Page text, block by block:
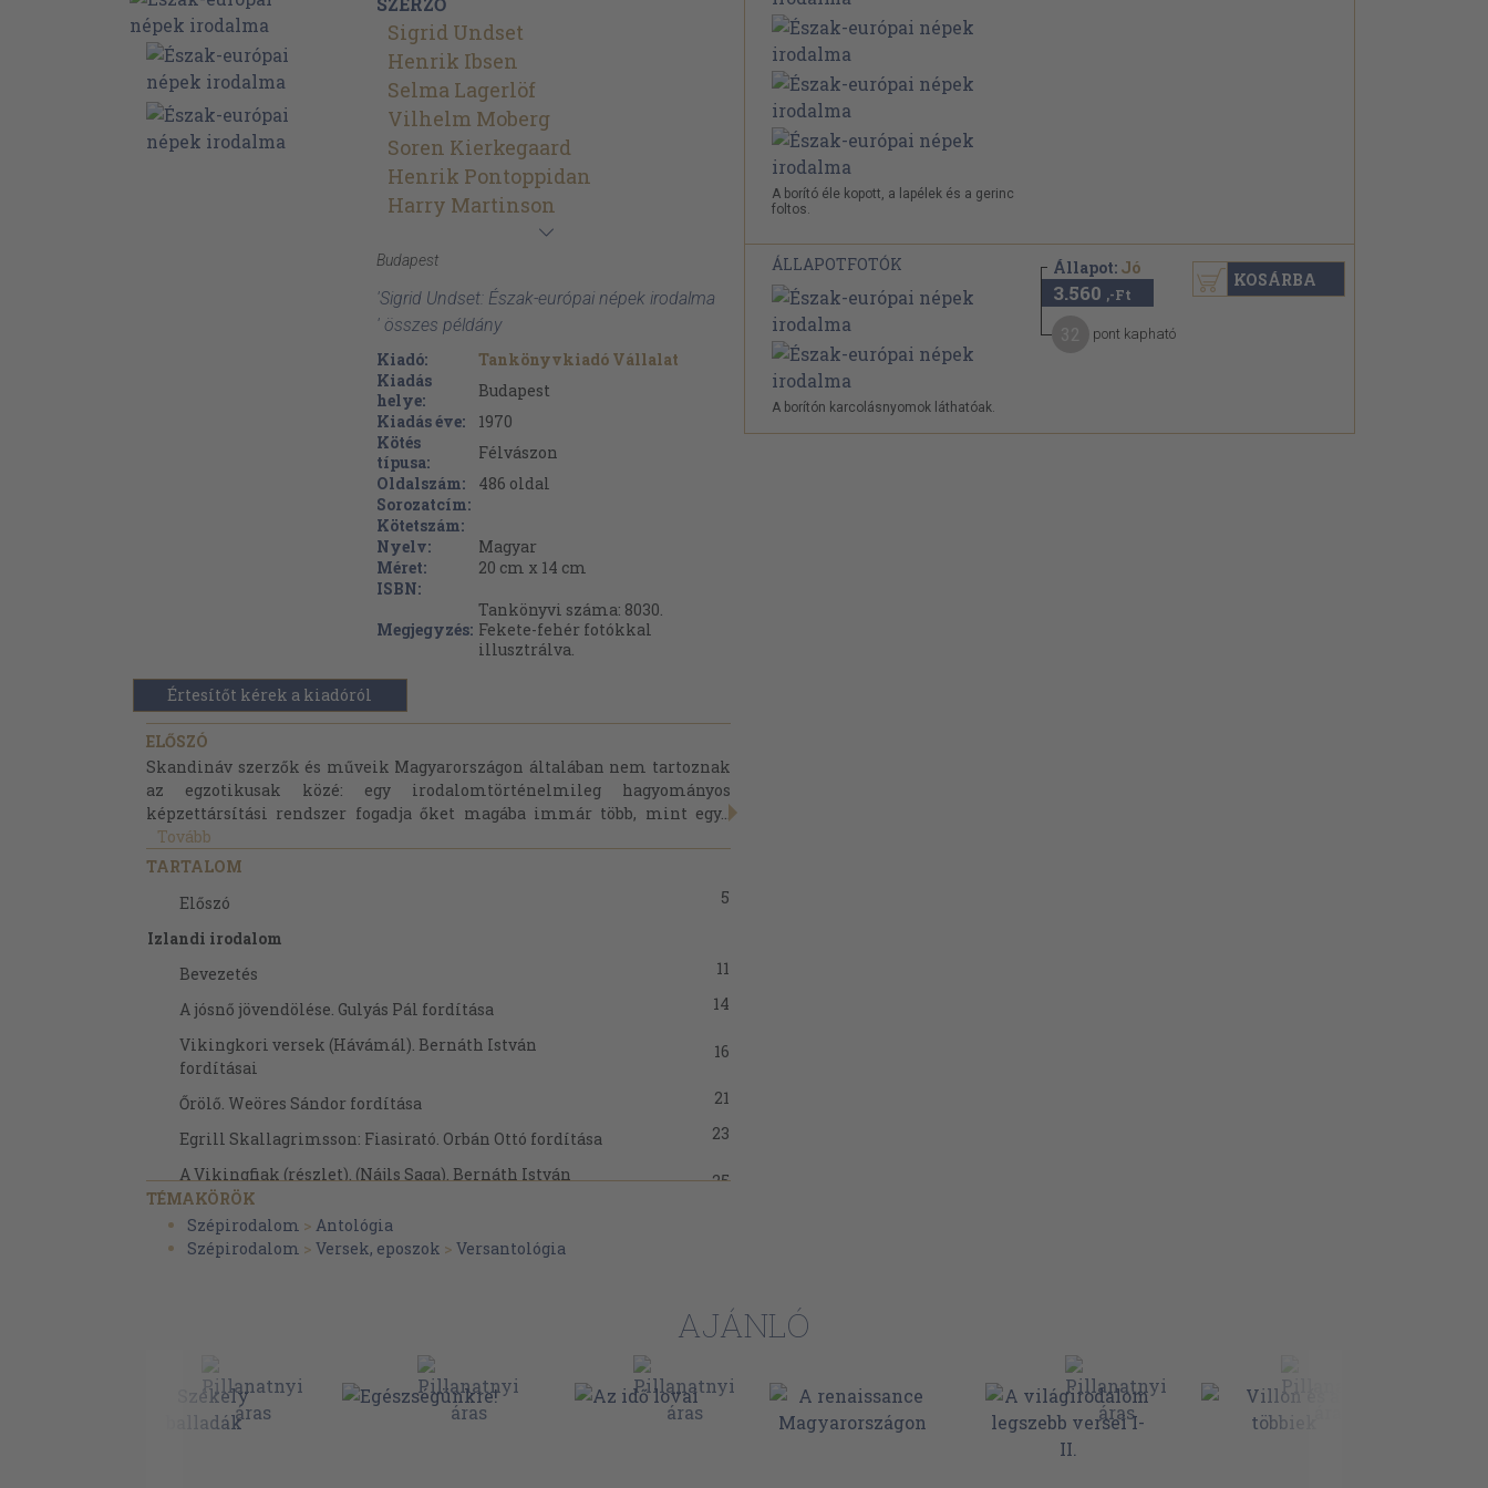
Sigrid Undset
Henrik Ibsen
Selma Lagerlöf
Vilhelm Moberg
Soren Kierkegaard
Henrik Pontoppidan
Harry Martinson
Budapest
'Sigrid Undset: Észak-európai népek irodalma
' összes példány
Kiadó:
Tankönyvkiadó Vállalat
Kiadás
helye:
Budapest
Kiadás éve:
1970
Kötés
típusa:
Félvászon
Oldalszám:
486 oldal
Sorozatcím:
Kötetszám:
Nyelv:
Magyar
Méret:
20 cm x 14 cm
ISBN:
Megjegyzés:
Tankönyvi száma: 8030.
Fekete-fehér fotókkal
illusztrálva.
Értesítőt kérek a kiadóról
ELŐSZÓ
Skandináv szerzők és műveik Magyarországon általában nem tartoznak
az egzotikusak közé: egy irodalomtörténelmileg hagyományos
képzettársítási rendszer fogadja őket magába immár több, mint egy...
Tovább
TARTALOM
Előszó
5
Izlandi irodalom
Bevezetés
11
A jósnő jövendölése. Gulyás Pál fordítása
14
Vikingkori versek (Hávámál). Bernáth István
fordításai
16
Őrölő. Weöres Sándor fordítása
21
Egrill Skallagrimsson: Fiasirató. Orbán Ottó fordítása
23
A Vikingfiak (részlet). (Nájls Saga). Bernáth István
fordítása
25
Halldór Laxness: Izlandi pör (részlet). Bernáth István
fordítása
57
Janus Djurhuus: Grimur Kamban. Bernáth István
fordítása
Imádság. Bernáth István fordítása
TÉMAKÖRÖK
Szépirodalom > Antológia
Szépirodalom > Versek, eposzok > Versantológia
A borító éle kopott, a lapélek és a gerinc
foltos.
ÁLLAPOTFOTÓK
A borítón karcolásnyomok láthatóak.
Állapot: Jó
3.560 ,-Ft
pont kapható
KOSÁRBA
AJÁNLÓ